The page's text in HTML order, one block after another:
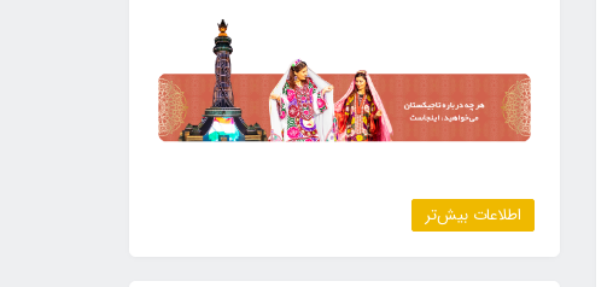
اطلاعات بیش‌تر